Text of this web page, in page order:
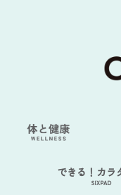
できる！カラ
SIXPAD